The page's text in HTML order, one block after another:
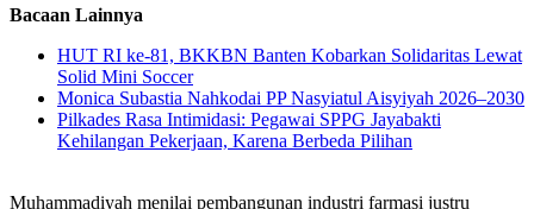
Bacaan Lainnya
HUT RI ke-81, BKKBN Banten Kobarkan Solidaritas Lewat
Solid Mini Soccer
Monica Subastia Nahkodai PP Nasyiatul Aisyiyah 2026–2030
Pilkades Rasa Intimidasi: Pegawai SPPG Jayabakti
Kehilangan Pekerjaan, Karena Berbeda Pilihan
Muhammadiyah menilai pembangunan industri farmasi justru